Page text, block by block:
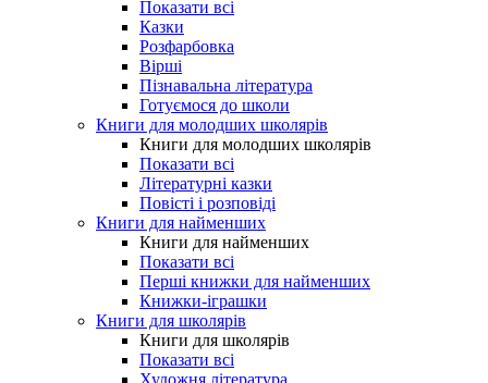
Показати всі
Казки
Розфарбовка
Вірші
Пізнавальна література
Готуємося до школи
Книги для молодших школярів
Книги для молодших школярів
Показати всі
Літературні казки
Повісті і розповіді
Книги для найменших
Книги для найменших
Показати всі
Перші книжки для найменших
Книжки-іграшки
Книги для школярів
Книги для школярів
Показати всі
Художня література